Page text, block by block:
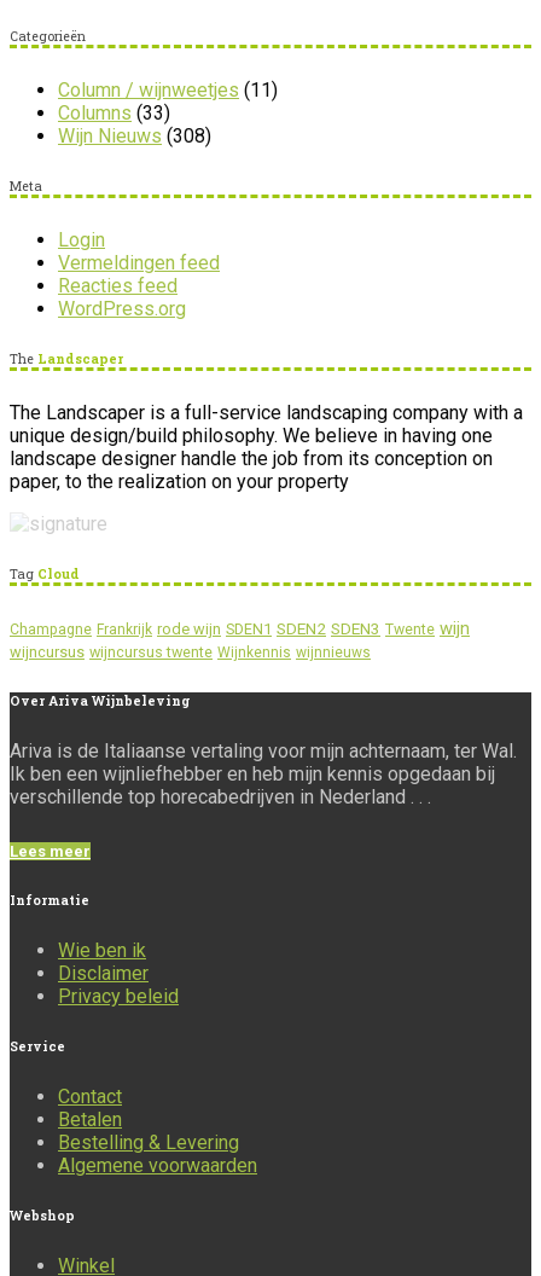
Categorieën
Column / wijnweetjes (11)
Columns (33)
Wijn Nieuws (308)
Meta
Login
Vermeldingen feed
Reacties feed
WordPress.org
The Landscaper
The Landscaper is a full-service landscaping company with a
unique design/build philosophy. We believe in having one
landscape designer handle the job from its conception on
paper, to the realization on your property
Tag Cloud
Champagne Frankrijk rode wijn SDEN1 SDEN2 SDEN3 Twente wijn
wijncursus wijncursus twente Wijnkennis wijnnieuws
Over Ariva Wijnbeleving
Ariva is de Italiaanse vertaling voor mijn achternaam, ter Wal.
Ik ben een wijnliefhebber en heb mijn kennis opgedaan bij
verschillende top horecabedrijven in Nederland . . .
Lees meer
Informatie
Wie ben ik
Disclaimer
Privacy beleid
Service
Contact
Betalen
Bestelling & Levering
Algemene voorwaarden
Webshop
Winkel